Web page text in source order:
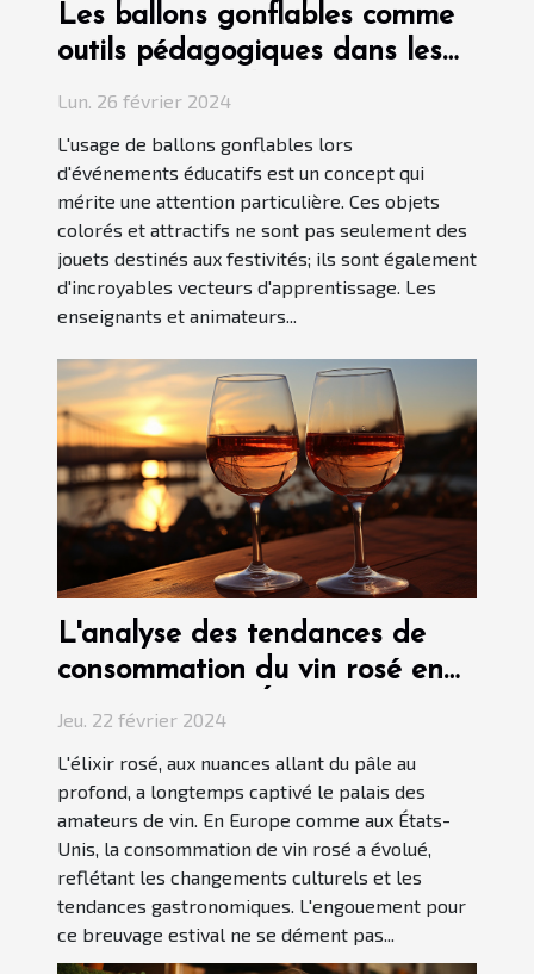
Les ballons gonflables comme
outils pédagogiques dans les
événements éducatifs
Lun. 26 février 2024
L'usage de ballons gonflables lors
d'événements éducatifs est un concept qui
mérite une attention particulière. Ces objets
colorés et attractifs ne sont pas seulement des
jouets destinés aux festivités; ils sont également
d'incroyables vecteurs d'apprentissage. Les
enseignants et animateurs...
L'analyse des tendances de
consommation du vin rosé en
Europe et aux États-Unis
Jeu. 22 février 2024
L'élixir rosé, aux nuances allant du pâle au
profond, a longtemps captivé le palais des
amateurs de vin. En Europe comme aux États-
Unis, la consommation de vin rosé a évolué,
reflétant les changements culturels et les
tendances gastronomiques. L'engouement pour
ce breuvage estival ne se dément pas...